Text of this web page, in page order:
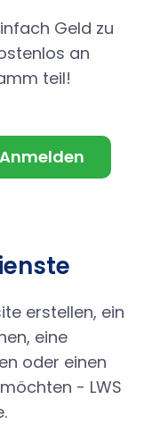
Geld zu
an
teil!
Anmelden
erstellen, ein
eine
oder einen
- LWS